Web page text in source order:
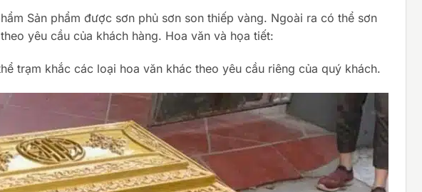
Sản phẩm được sơn phủ sơn son thiếp vàng. Ngoài ra có thể sơn
yêu cầu của khách hàng. Hoa văn và họa tiết:
trạm khắc các loại hoa văn khác theo yêu cầu riêng của quý khách.